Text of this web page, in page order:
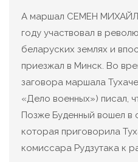
А маршал СЕМЕН
году участвовал в
беларуских землях и
приезжал в Минск. Во
заговора маршала
«Дело военных») писал,
Позже Буденный вошел в
которая приговорила
комиссара Рудзутака к